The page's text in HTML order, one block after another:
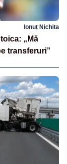
Ionuț Nichita
„Mă
transferuri”